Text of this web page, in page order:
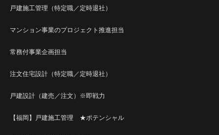
戸建施工管理（特定職／定時退社）
マンション事業のプロジェクト推進担当
常務付事業企画担当
注文住宅設計（特定職／定時退社）
戸建設計（建売／注文）※即戦力
【福岡】戸建施工管理 ★ポテンシャル